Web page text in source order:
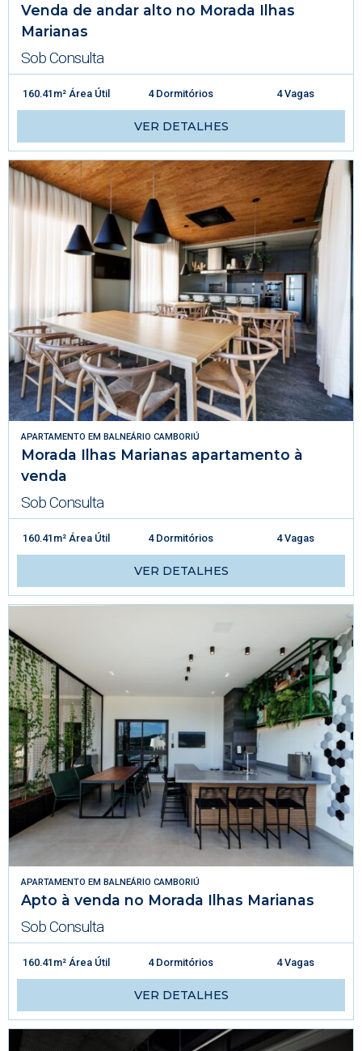
Venda de andar alto no Morada Ilhas
Marianas
Sob Consulta
160.41m² Área Útil 4 Dormitórios 4 Vagas
VER DETALHES
APARTAMENTO EM BALNEÁRIO CAMBORIÚ
Morada Ilhas Marianas apartamento à
venda
Sob Consulta
160.41m² Área Útil 4 Dormitórios 4 Vagas
VER DETALHES
APARTAMENTO EM BALNEÁRIO CAMBORIÚ
Apto à venda no Morada Ilhas Marianas
Sob Consulta
160.41m² Área Útil 4 Dormitórios 4 Vagas
VER DETALHES